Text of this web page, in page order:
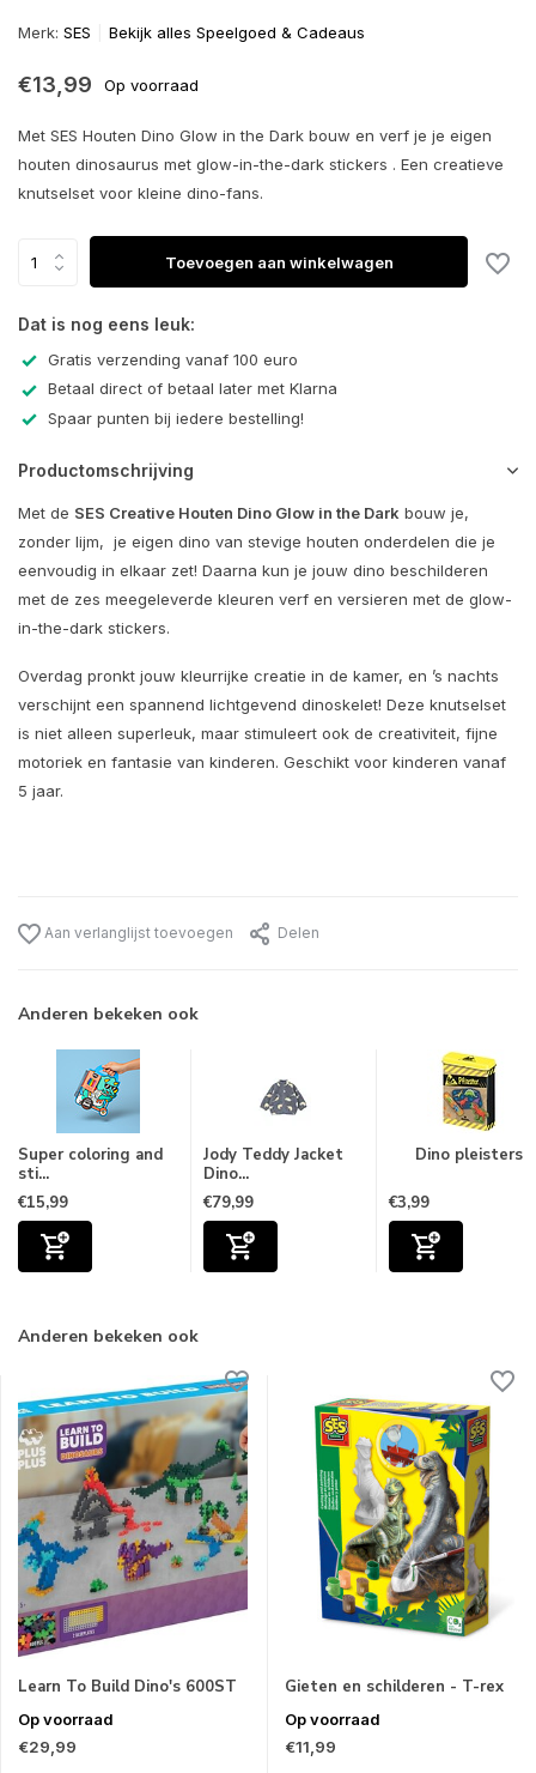
Merk: SES Bekijk alles Speelgoed & Cadeaus
€13,99 Op voorraad
Met SES Houten Dino Glow in the Dark bouw en verf je je eigen
houten dinosaurus met glow-in-the-dark stickers . Een creatieve
knutselset voor kleine dino-fans.
Toevoegen aan winkelwagen
Dat is nog eens leuk:
Gratis verzending vanaf 100 euro
Betaal direct of betaal later met Klarna
Spaar punten bij iedere bestelling!
Productomschrijving
Met de SES Creative Houten Dino Glow in the Dark bouw je,
zonder lijm, je eigen dino van stevige houten onderdelen die je
eenvoudig in elkaar zet! Daarna kun je jouw dino beschilderen
met de zes meegeleverde kleuren verf en versieren met de glow-
in-the-dark stickers.
Overdag pronkt jouw kleurrijke creatie in de kamer, en ’s nachts
verschijnt een spannend lichtgevend dinoskelet! Deze knutselset
is niet alleen superleuk, maar stimuleert ook de creativiteit, fijne
motoriek en fantasie van kinderen. Geschikt voor kinderen vanaf
5 jaar.
Aan verlanglijst toevoegen Delen
Anderen bekeken ook
Super coloring and
sti...
€15,99
Jody Teddy Jacket
Dino...
€79,99
Dino pleisters
€3,99
Anderen bekeken ook
Learn To Build Dino's 600ST
Op voorraad
€29,99
Gieten en schilderen - T-rex
Op voorraad
€11,99